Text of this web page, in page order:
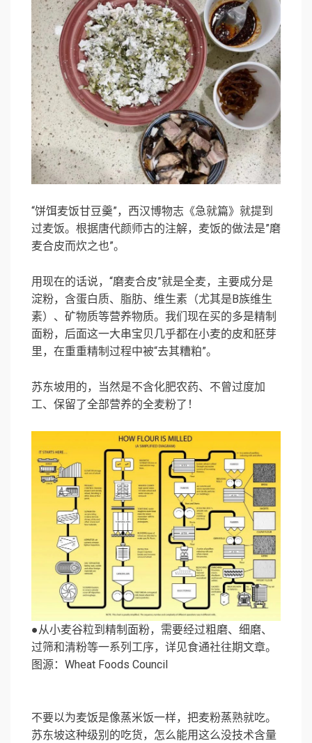
“饼饵麦饭甘豆羹”，西汉博物志《急就篇》就提到
过麦饭。根据唐代颜师古的注解，麦饭的做法是”磨
麦合皮而炊之也”。
用现在的话说，“磨麦合皮”就是全麦，主要成分是
淀粉，含蛋白质、脂肪、维生素（尤其是B族维生
素）、矿物质等营养物质。我们现在买的多是精制
面粉，后面这一大串宝贝几乎都在小麦的皮和胚芽
里，在重重精制过程中被“去其糟粕”。
苏东坡用的，当然是不含化肥农药、不曾过度加
工、保留了全部营养的全麦粉了！
●从小麦谷粒到精制面粉，需要经过粗磨、细磨、
过筛和清粉等一系列工序，详见食通社往期文章。
图源：Wheat Foods Council
不要以为麦饭是像蒸米饭一样，把麦粉蒸熟就吃。
苏东坡这种级别的吃货，怎么能用这么没技术含量